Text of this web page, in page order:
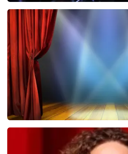
Megadeth
328 laatste 30 minuten
BESTEL NU
40 45 De Musical
laatste 30 minuten